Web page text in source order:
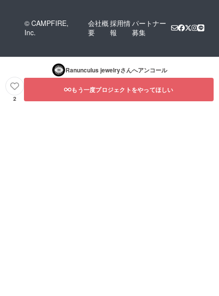
© CAMPFIRE,
Inc.
会社概
要
採用情
報
パートナー
募集
Ranunculus jewelryさんへアンコール
2
もう一度プロジェクトをやってほしい